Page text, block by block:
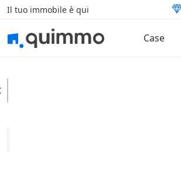
Il tuo immobile è qui
Case